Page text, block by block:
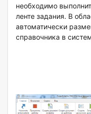
необходимо
ленте задания. В
автоматически
справочника в